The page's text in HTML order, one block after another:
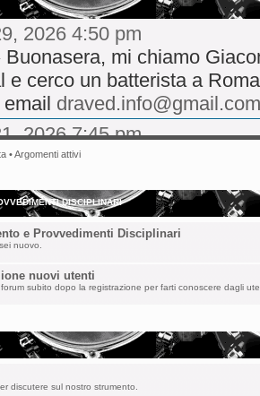
2026 4:50 pm
Buonasera, mi chiamo
e cerco un batterista a
draved.info@gmail.com
2026 7:45 pm
Ciao a tutti volevo un
2025 8:36 am
2025 5:00 am
ha scritto:
che questa roccia di
dare la parola a
•Argomenti attivi
DISCIPLINARI
e Provvedimenti Disciplinari
nuovo.
nuovi utenti
subito dopo la registrazione per farti conoscere dagli
discutere sul nostro strumento.